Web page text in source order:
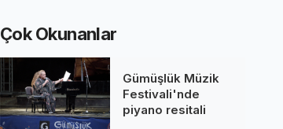
Çok Okunanlar
Gümüşlük Müzik
Festivali'nde
piyano resitali